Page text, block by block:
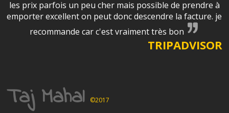
les prix parfois un peu cher mais possible de prendre à
emporter excellent on peut donc descendre la facture. je
recommande car c'est vraiment très bon
TRIPADVISOR
Taj Mahal ©2017